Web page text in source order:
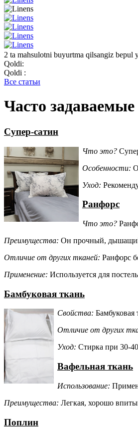
2 ta mahsulotni buyurtma qilsangiz bepul
Qoldi:
Qoldi :
Все статьи
Часто
Супер-сатин
Что это?
Особенности:
Уход:
Ранфорс
Что это?
Преимущества: Он прочный, дышащий
Отличие от других тканей: Ранфорс
Применение: Используется для
Бамбуковая ткань
Свойства: Бамбуковая
Отличие от других
Уход: Стирка при 30-
Вафельная ткань
Использование:
Преимущества: Легкая, хорошо
Поплин